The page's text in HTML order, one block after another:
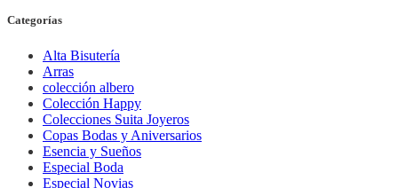
Categorías
Alta Bisutería
Arras
colección albero
Colección Happy
Colecciones Suita Joyeros
Copas Bodas y Aniversarios
Esencia y Sueños
Especial Boda
Especial Novias